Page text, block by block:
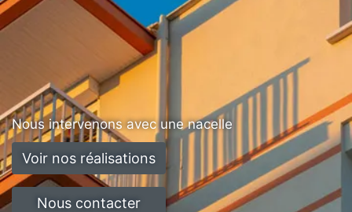
Nous intervenons avec une nacelle
Voir nos réalisations
Nous contacter